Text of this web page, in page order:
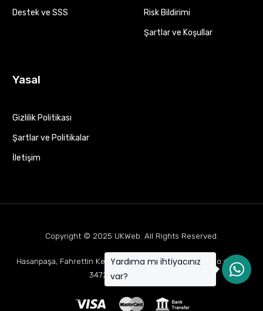
Destek ve SSS
Risk Bildirimi
Şartlar ve Koşullar
Yasal
Gizlilik Politikası
Şartlar ve Politikalar
İletişim
Copyright © 2025 UKWeb . All Rights Reserved.
Hasanpaşa, Fahrettin Kerim Gökay Cd Mukaddes Apt No:63 D:1,
34722 Kadıköy/İstanbul
Yardıma mı ihtiyacınız
var?